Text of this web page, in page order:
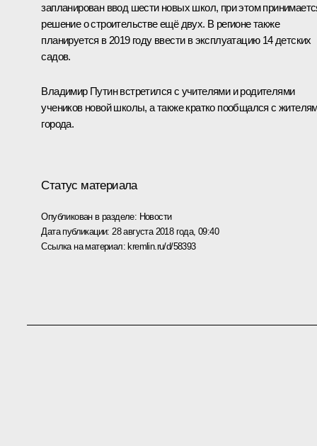
запланирован ввод шести новых школ, при этом
решение о строительстве ещё двух. В регионе также
планируется в 2019 году ввести в эксплуатацию 14 детских
садов.
Владимир Путин встретился с учителями и родителями
учеников новой школы, а также кратко пообщался с
города.
Статус материала
Опубликован в разделе: Новости
Дата публикации: 28 августа 2018 года, 09:40
Ссылка на материал: kremlin.ru/d/58393